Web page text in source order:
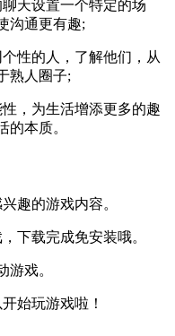
天设置一个特定的场
沟通更有趣;
性的人，了解他们，从
熟人圈子;
，为生活增添更多的趣
的本质。
趣的游戏内容。
下载完成免安装哦。
游戏。
始玩游戏啦！